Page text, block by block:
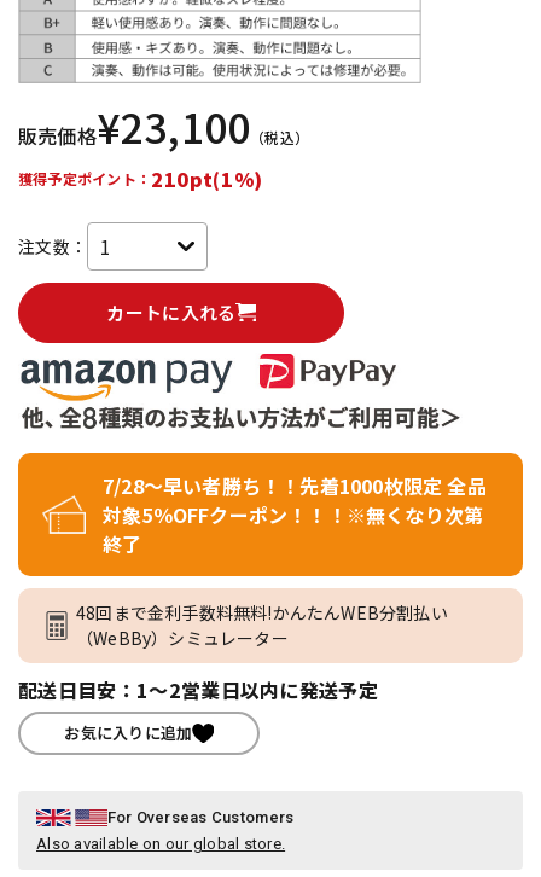
販売価格¥23,100 （税込）
獲得予定ポイント： 210pt(1%)
注文数：
カートに入れる
7/28～早い者勝ち！！先着1000枚限定 全品
対象5％OFFクーポン！！！※無くなり次第
終了
48回まで金利手数料無料!かんたんWEB分割払い
（WeBBy）シミュレーター
配送日目安：1～2営業日以内に発送予定
お気に入りに追加
For Overseas Customers
Also available on our global store.